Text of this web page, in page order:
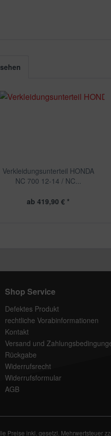
Verkleidungsunterteil HONDA
NC 700 12-14 / NC...
ab 419,90 € *
Shop Service
Defektes Produkt
rechtliche Vorabinformationen
Kontakt
Versand und
Rückgabe
Widerrufsrecht
Widerrufsformular
AGB
Preise inkl. gesetzl. Mehrwertsteuer